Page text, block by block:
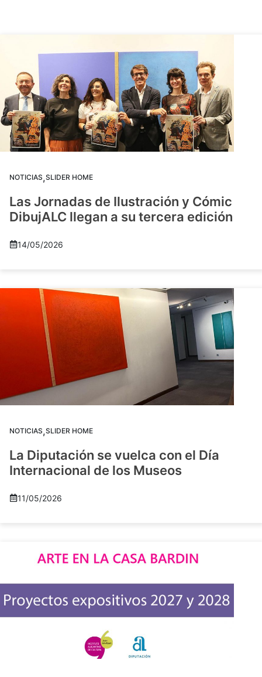
NOTICIAS,SLIDER HOME
Las Jornadas de Ilustración y Cómic
DibujALC llegan a su tercera edición
14/05/2026
NOTICIAS,SLIDER HOME
La Diputación se vuelca con el Día
Internacional de los Museos
11/05/2026